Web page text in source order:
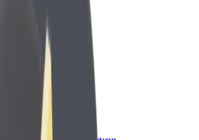
olaraq qazanın
ödəniş alın
əlavə edin